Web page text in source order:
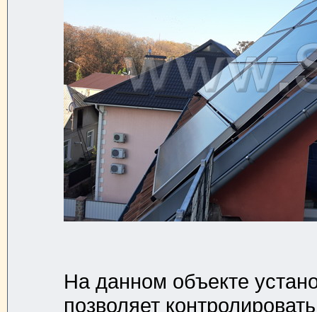
На данном объекте
позволяет